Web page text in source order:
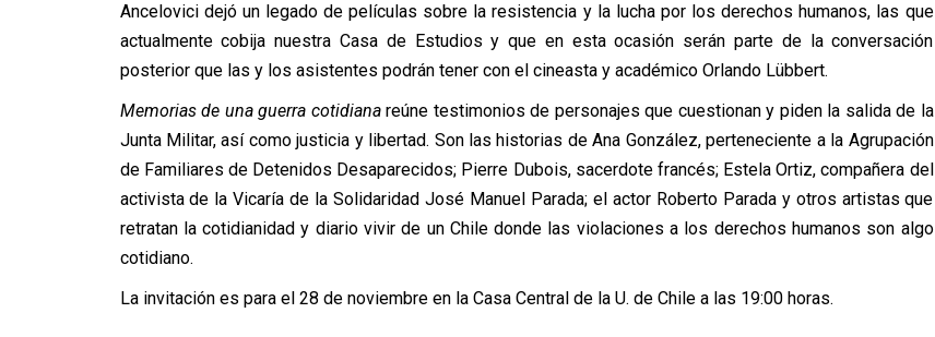
Ancelovici dejó un legado de películas sobre la resistencia y la lucha por los derechos humanos, las que
actualmente cobija nuestra Casa de Estudios y que en esta ocasión serán parte de la conversación
posterior que las y los asistentes podrán tener con el cineasta y académico Orlando Lübbert.
Memorias de una guerra cotidianareúne testimonios de personajes que cuestionan y piden la salida de la
Junta Militar, así como justicia y libertad. Son las historias de Ana González, perteneciente a la Agrupación
de Familiares de Detenidos Desaparecidos; Pierre Dubois, sacerdote francés; Estela Ortiz, compañera del
activista de la Vicaría de la Solidaridad José Manuel Parada; el actor Roberto Parada y otros artistas que
retratan la cotidianidad y diario vivir de un Chile donde las violaciones a los derechos humanos son algo
cotidiano.
La invitación es para el 28 de noviembre en la Casa Central de la U. de Chile a las 19:00 horas.